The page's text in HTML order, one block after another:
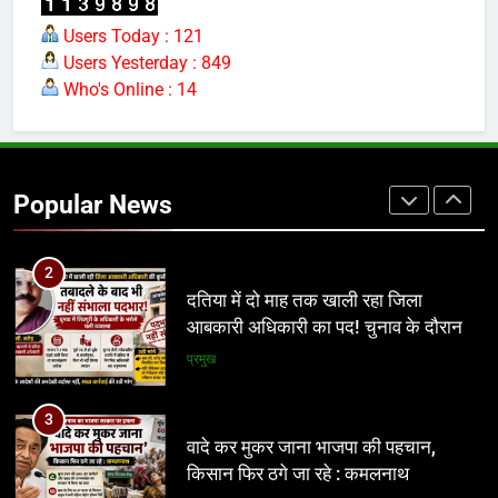
Users Today : 121
Users Yesterday : 849
Who's Online : 14
Popular News
निर्देशों से नहीं, नालों/जल निकासी पर कब्जे
हटाने से निकलेगा समाधान!
अन्य
2
आबकारी अधिकारी का पद! चुनाव के दौरान
पड़ोसी जिले के भरोसे चला सिस्टम, बारोड़ पर
3
वादे कर मुकर जाना भाजपा की पहचान,
किसान फिर ठगे जा रहे : कमलनाथ
मध्य प्रदेश
4
अवैध निर्माण पर सुप्रीम कोर्ट सख्त: राज्यों को
फटकार, अधिकारियों पर अवमानना की